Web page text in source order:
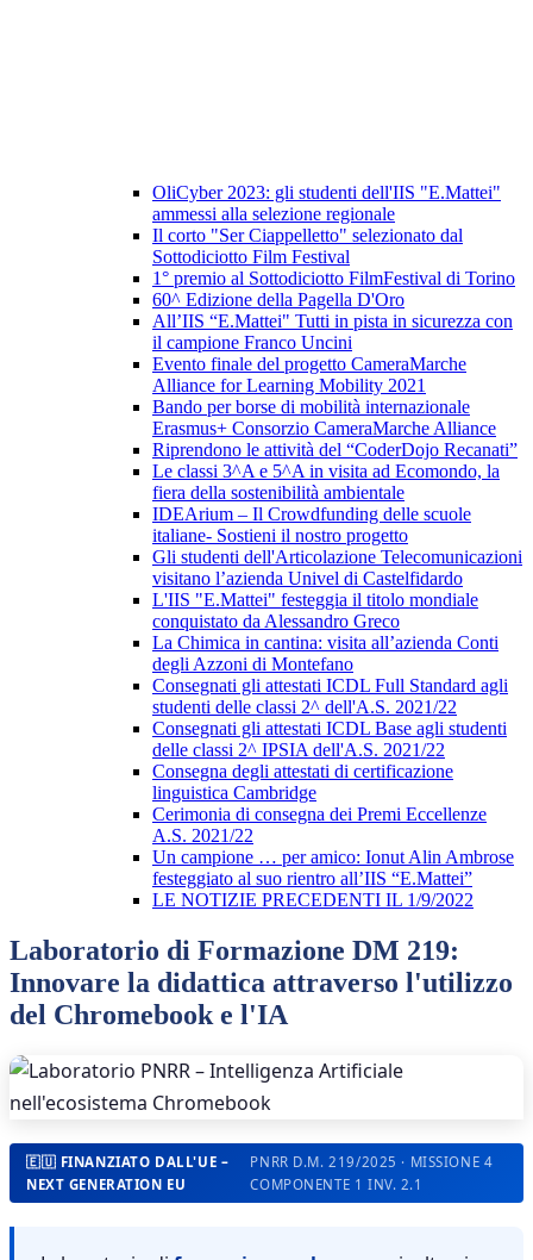
OliCyber 2023: gli studenti dell'IIS "E.Mattei"
ammessi alla selezione regionale
Il corto "Ser Ciappelletto" selezionato dal
Sottodiciotto Film Festival
1° premio al Sottodiciotto FilmFestival di Torino
60^ Edizione della Pagella D'Oro
All’IIS “E.Mattei" Tutti in pista in sicurezza con
il campione Franco Uncini
Evento finale del progetto CameraMarche
Alliance for Learning Mobility 2021
Bando per borse di mobilità internazionale
Erasmus+ Consorzio CameraMarche Alliance
Riprendono le attività del “CoderDojo Recanati”
Le classi 3^A e 5^A in visita ad Ecomondo, la
fiera della sostenibilità ambientale
IDEArium – Il Crowdfunding delle scuole
italiane- Sostieni il nostro progetto
Gli studenti dell'Articolazione Telecomunicazioni
visitano l’azienda Univel di Castelfidardo
L'IIS "E.Mattei" festeggia il titolo mondiale
conquistato da Alessandro Greco
La Chimica in cantina: visita all’azienda Conti
degli Azzoni di Montefano
Consegnati gli attestati ICDL Full Standard agli
studenti delle classi 2^ dell'A.S. 2021/22
Consegnati gli attestati ICDL Base agli studenti
delle classi 2^ IPSIA dell'A.S. 2021/22
Consegna degli attestati di certificazione
linguistica Cambridge
Cerimonia di consegna dei Premi Eccellenze
A.S. 2021/22
Un campione … per amico: Ionut Alin Ambrose
festeggiato al suo rientro all’IIS “E.Mattei”
LE NOTIZIE PRECEDENTI IL 1/9/2022
Laboratorio di Formazione DM 219:
Innovare la didattica attraverso l'utilizzo
del Chromebook e l'IA
🇪🇺 FINANZIATO DALL'UE –
NEXT GENERATION EU
PNRR D.M. 219/2025 · MISSIONE 4
COMPONENTE 1 INV. 2.1